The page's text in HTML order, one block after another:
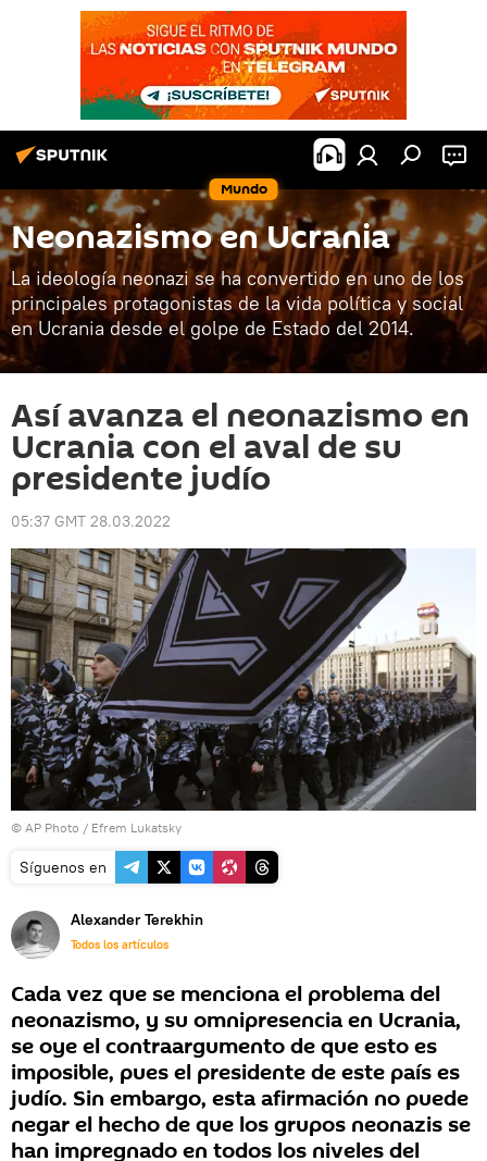
Mundo
Neonazismo en Ucrania
La ideología neonazi se ha convertido en uno de los
principales protagonistas de la vida política y social
en Ucrania desde el golpe de Estado del 2014.
Así avanza el neonazismo en
Ucrania con el aval de su
presidente judío
05:37 GMT 28.03.2022
© AP Photo / Efrem Lukatsky
Síguenos en
Alexander Terekhin
Todos los artículos
Cada vez que se menciona el problema del
neonazismo, y su omnipresencia en Ucrania,
se oye el contraargumento de que esto es
imposible, pues el presidente de este país es
judío. Sin embargo, esta afirmación no puede
negar el hecho de que los grupos neonazis se
han impregnado en todos los niveles del